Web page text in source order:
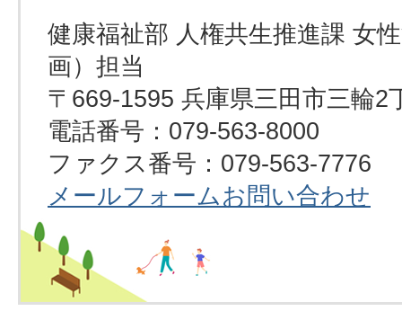
健康福祉部 人権共生推進課 女
画）担当
〒669-1595 兵庫県三田市三輪2
電話番号：079-563-8000
ファクス番号：079-563-7776
メールフォームお問い合わせ